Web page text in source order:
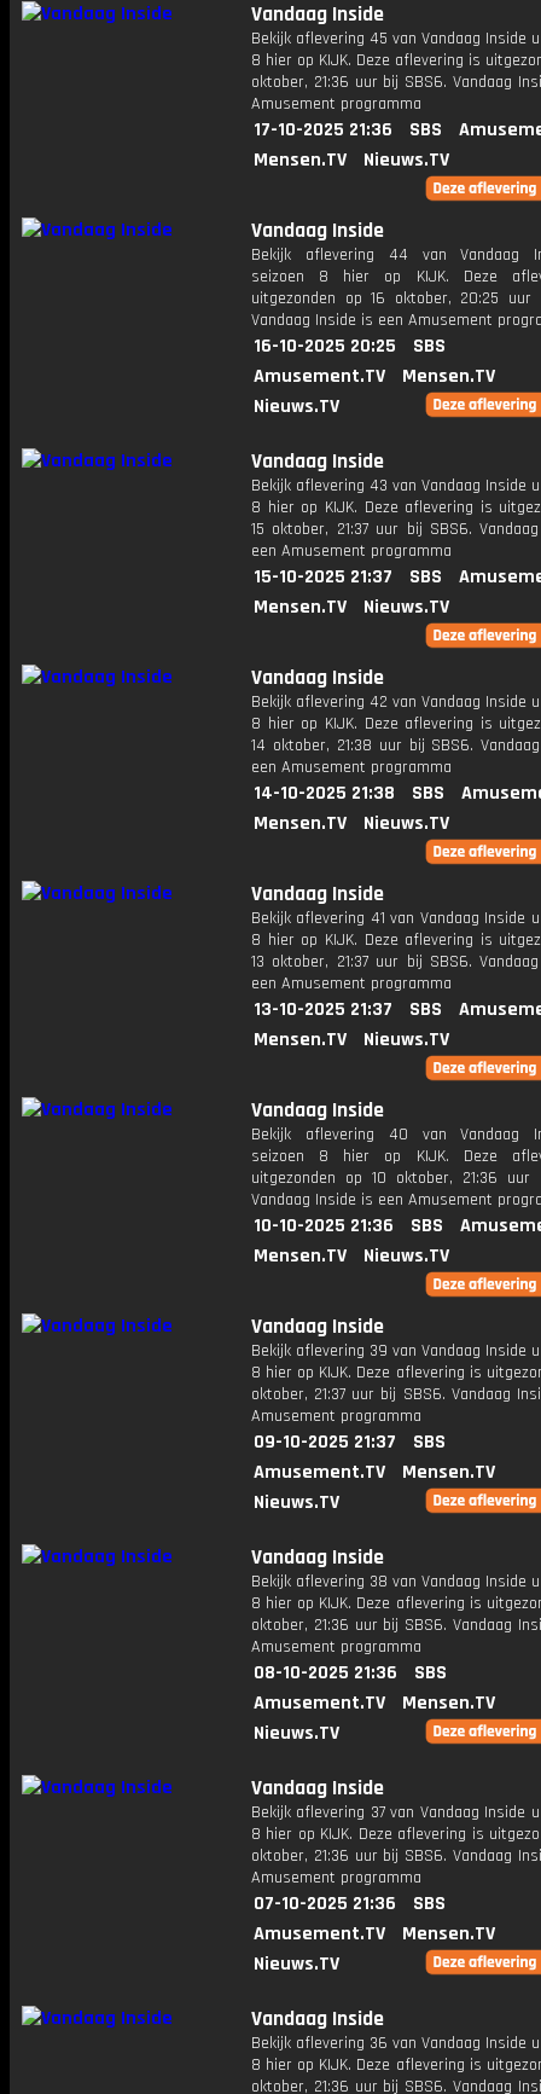
Vandaag Inside
Bekijk aflevering 45 van Vandaag Inside
8 hier op KIJK. Deze aflevering is
oktober, 21:36 uur bij SBS6. Vandaag
Amusement programma
17-10-2025 21:36 SBS
Mensen.TV
Nieuws.TV
Vandaag Inside
Bekijk aflevering 44 van Vandaag
seizoen 8 hier op KIJK. Deze
uitgezonden op 16 oktober, 20:25 uur
Vandaag Inside is een Amusement
16-10-2025 20:25
SBS
Amusement.TV
Mensen.TV
Nieuws.TV
Vandaag Inside
Bekijk aflevering 43 van Vandaag Inside
8 hier op KIJK. Deze aflevering is
15 oktober, 21:37 uur bij SBS6.
een Amusement programma
15-10-2025 21:37 SBS
Mensen.TV
Nieuws.TV
Vandaag Inside
Bekijk aflevering 42 van Vandaag Inside
8 hier op KIJK. Deze aflevering is
14 oktober, 21:38 uur bij SBS6.
een Amusement programma
14-10-2025 21:38 SBS
Mensen.TV
Nieuws.TV
Vandaag Inside
Bekijk aflevering 41 van Vandaag Inside
8 hier op KIJK. Deze aflevering is
13 oktober, 21:37 uur bij SBS6.
een Amusement programma
13-10-2025 21:37 SBS
Mensen.TV
Nieuws.TV
Vandaag Inside
Bekijk aflevering 40 van Vandaag
seizoen 8 hier op KIJK. Deze
uitgezonden op 10 oktober, 21:36 uur
Vandaag Inside is een Amusement
10-10-2025 21:36 SBS
Mensen.TV
Nieuws.TV
Vandaag Inside
Bekijk aflevering 39 van Vandaag Inside
8 hier op KIJK. Deze aflevering is
oktober, 21:37 uur bij SBS6. Vandaag
Amusement programma
09-10-2025 21:37
SBS
Amusement.TV
Mensen.TV
Nieuws.TV
Vandaag Inside
Bekijk aflevering 38 van Vandaag Inside
8 hier op KIJK. Deze aflevering is
oktober, 21:36 uur bij SBS6. Vandaag
Amusement programma
08-10-2025 21:36
SBS
Amusement.TV
Mensen.TV
Nieuws.TV
Vandaag Inside
Bekijk aflevering 37 van Vandaag Inside
8 hier op KIJK. Deze aflevering is
oktober, 21:36 uur bij SBS6. Vandaag
Amusement programma
07-10-2025 21:36
SBS
Amusement.TV
Mensen.TV
Nieuws.TV
Vandaag Inside
Bekijk aflevering 36 van Vandaag Inside
8 hier op KIJK. Deze aflevering is
oktober, 21:36 uur bij SBS6. Vandaag